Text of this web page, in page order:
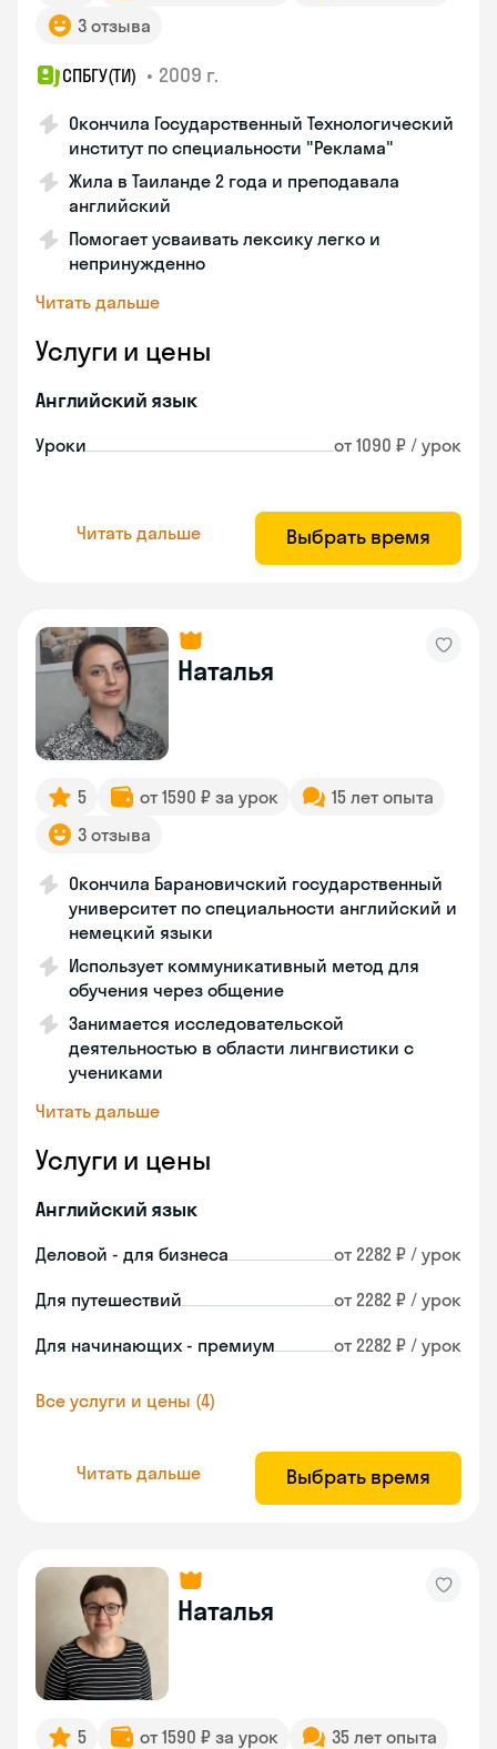
3 отзыва
СПБГУ(ТИ) • 2009 г.
Окончила Государственный Технологический
институт по специальности "Реклама"
Жила в Таиланде 2 года и преподавала
английский
Помогает усваивать лексику легко и
непринужденно
Читать дальше
Услуги и цены
Английский язык
Уроки от 1090 ₽ / урок
Читать дальше Выбрать время
Наталья
5 от 1590 ₽ за урок
15 лет опыта
3 отзыва
Окончила Барановичский государственный
университет по специальности английский и
немецкий языки
Использует коммуникативный метод для
обучения через общение
Занимается исследовательской
деятельностью в области лингвистики с
учениками
Читать дальше
Услуги и цены
Английский язык
Деловой - для бизнеса от 2282 ₽ / урок
Для путешествий от 2282 ₽ / урок
Для начинающих - премиум от 2282 ₽ / урок
Все услуги и цены (4)
Читать дальше Выбрать время
Наталья
5 от 1590 ₽ за урок 35 лет опыта